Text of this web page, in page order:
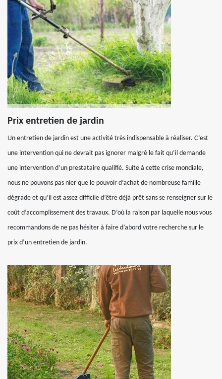
Prix entretien de jardin
Un entretien de jardin est une activité très indispensable à réaliser. C’est
une intervention qui ne devrait pas ignorer malgré le fait qu’il demande
une intervention d’un prestataire qualifié. Suite à cette crise mondiale,
nous ne pouvons pas nier que le pouvoir d’achat de nombreuse famille
dégrade et qu’il est assez difficile d’être déjà prêt sans se renseigner sur le
coût d’accomplissement des travaux. D’où la raison par laquelle nous vous
recommandons de ne pas hésiter à faire d’abord votre recherche sur le
prix d’un entretien de jardin.